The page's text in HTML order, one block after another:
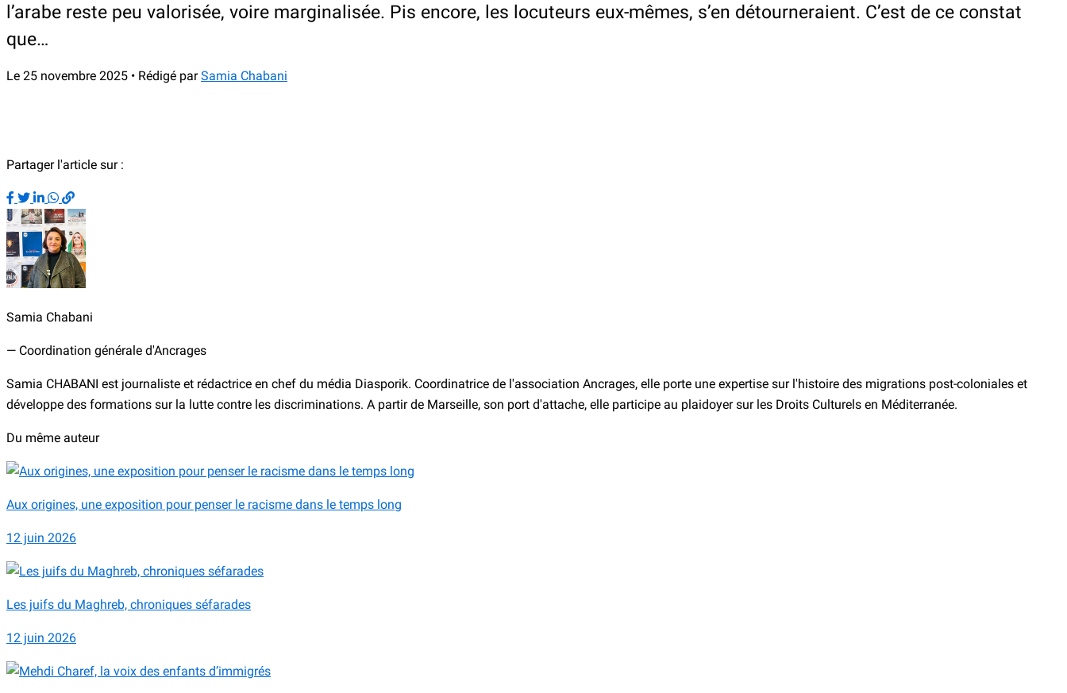
l’arabe reste peu valorisée, voire marginalisée. Pis encore, les locuteurs eux-mêmes, s’en détourneraient. C’est de ce constat
que…
Le 25 novembre 2025 • Rédigé parSamia Chabani
Partager l'article sur :
Samia Chabani
— Coordination générale d'Ancrages
Samia CHABANI est journaliste et rédactrice en chef du média Diasporik. Coordinatrice de l'association Ancrages, elle porte une expertise sur l'histoire des migrations post-coloniales et
développe des formations sur la lutte contre les discriminations. A partir de Marseille, son port d'attache, elle participe au plaidoyer sur les Droits Culturels en Méditerranée.
Du même auteur
Aux origines, une exposition pour penser le racisme dans le temps long
12 juin 2026
Les juifs du Maghreb, chroniques séfarades
12 juin 2026